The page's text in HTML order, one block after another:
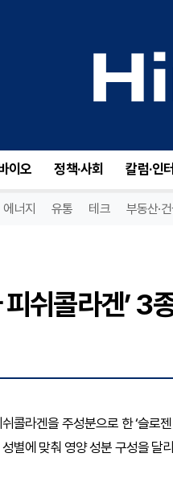
이오 정책·사회 칼럼·인
에너지 유통 테크 부동산·
쉬콜라겐’ 3
콜라겐을 주성분으로 한 ‘슬로
별에 맞춰 영양 성분 구성을 달